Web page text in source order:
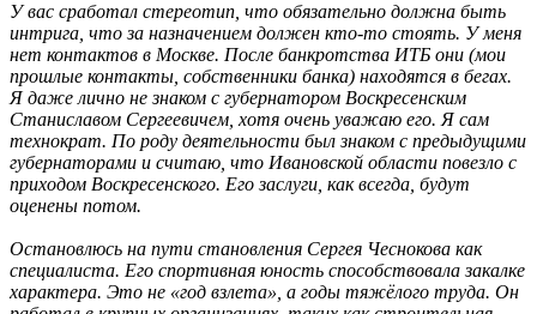
У вас сработал стереотип, что обязательно должна быть
интрига, что за назначением должен кто-то стоять. У меня
нет контактов в Москве. После банкротства ИТБ они (мои
прошлые контакты, собственники банка) находятся в бегах.
Я даже лично не знаком с губернатором Воскресенским
Станиславом Сергеевичем, хотя очень уважаю его. Я сам
технократ. По роду деятельности был знаком с предыдущими
губернаторами и считаю, что Ивановской области повезло с
приходом Воскресенского. Его заслуги, как всегда, будут
оценены потом.
Остановлюсь на пути становления Сергея Чеснокова как
специалиста. Его спортивная юность способствовала закалке
характера. Это не «год взлета», а годы тяжёлого труда. Он